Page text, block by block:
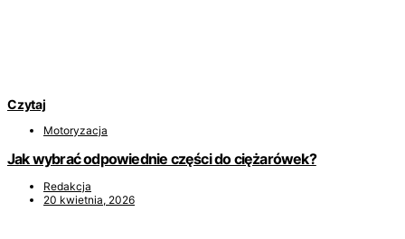
Czytaj
Motoryzacja
Jak wybrać odpowiednie części do ciężarówek?
Redakcja
20 kwietnia, 2026